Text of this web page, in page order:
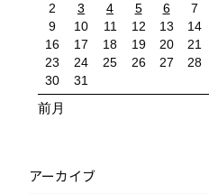
2
3 4 5 6 7
9
10 11 12 13 14
16
17 18 19 20 21
23
24 25 26 27 28
30
31
前月
アーカイブ